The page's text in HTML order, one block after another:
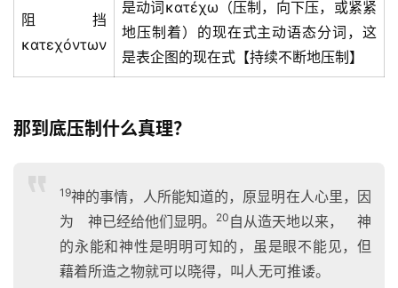
阻挡
κατεχόντων
是动词κατέχω（压制，向下压，或紧紧
地压制着）的现在式主动语态分词，这
是表企图的现在式【持续不断地压制】
那到底压制什么真理？
19神的事情，人所能知道的，原显明在人心里，因
为 神已经给他们显明。
20 自从造天地以来， 神
的永能和神性是明明可知的，虽是眼不能见，但
藉着所造之物就可以晓得，叫人无可推诿。